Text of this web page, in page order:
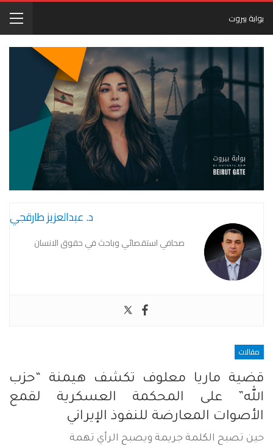
بوابة بيروت
د. عبدالعزيز طارقجي
صحافي استقصائي وباحث في حقوق الانسان
مقالات
قضية ماريا معلوف تكشف هيمنة “حزب
الله” على المحكمة العسكرية لقمع
الأصوات المعارضة للنفوذ الإيراني
حين تصبح الكلمة جريمة ويصبح الرأي تهمة